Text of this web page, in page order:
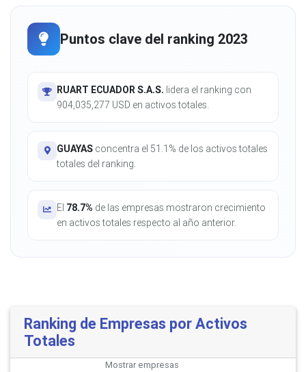
Puntos clave del ranking 2023
RUART ECUADOR S.A.S. lidera el ranking con
904,035,277 USD en activos totales.
GUAYAS concentra el 51.1% de los activos totales
totales del ranking.
El 78.7% de las empresas mostraron crecimiento
en activos totales respecto al año anterior.
Ranking de Empresas por Activos
Totales
Mostrar empresas